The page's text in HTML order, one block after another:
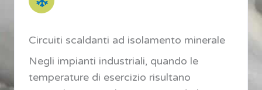
Circuiti scaldanti ad isolamento minerale
Negli impianti industriali, quando le
temperature di esercizio risultano